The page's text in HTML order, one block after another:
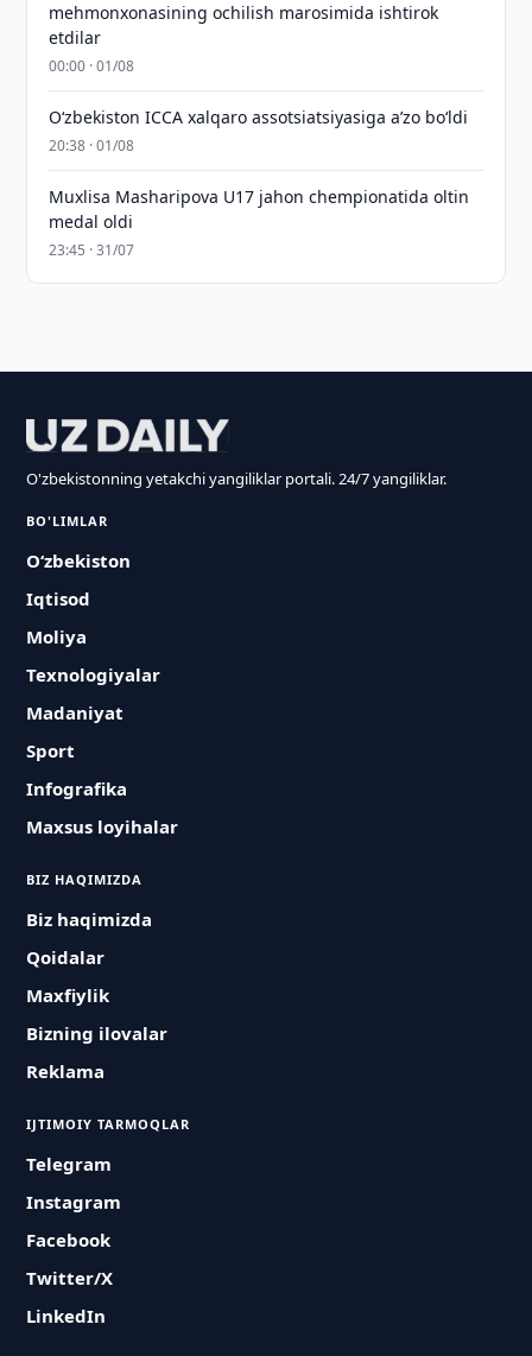
mehmonxonasining ochilish marosimida ishtirok
etdilar
00:00 · 01/08
O‘zbekiston ICCA xalqaro assotsiatsiyasiga aʼzo bo‘ldi
20:38 · 01/08
Muxlisa Masharipova U17 jahon chempionatida oltin
medal oldi
23:45 · 31/07
O'zbekistonning yetakchi yangiliklar portali. 24/7 yangiliklar.
BO'LIMLAR
O‘zbekiston
Iqtisod
Moliya
Texnologiyalar
Madaniyat
Sport
Infografika
Maxsus loyihalar
BIZ HAQIMIZDA
Biz haqimizda
Qoidalar
Maxfiylik
Bizning ilovalar
Reklama
IJTIMOIY TARMOQLAR
Telegram
Instagram
Facebook
Twitter/X
LinkedIn